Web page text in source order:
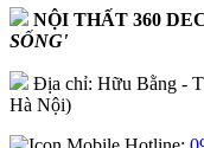
NỘI THẤT 360
SỐNG'
Địa chỉ: Hữu Bằng -
Hà Nội)